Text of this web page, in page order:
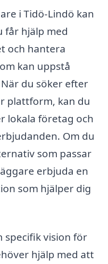
i Tidö-Lindö kan
får hjälp med
och hantera
kan uppstå
du söker efter
plattform, kan du
lokala företag och
Om du
som passar
erbjuda en
som hjälper dig
specifik vision för
hjälp med att